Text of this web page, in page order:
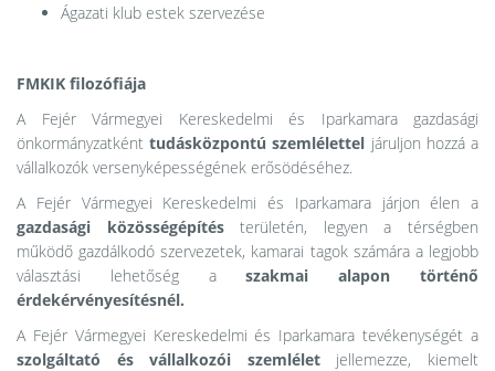
Ágazati klub estek szervezése
FMKIK filozófiája
A Fejér Vármegyei Kereskedelmi és Iparkamara gazdasági
önkormányzatkénttudásközpontú szemlélettel járuljon hozzá a
vállalkozók versenyképességének erősödéséhez.
A Fejér Vármegyei Kereskedelmi és Iparkamara járjon élen a
gazdasági közösségépítésterületén, legyen a térségben
működő gazdálkodó szervezetek, kamarai tagok számára a legjobb
választási lehetőség aszakmai alapon történő
érdekérvényesítésnél.
A Fejér Vármegyei Kereskedelmi és Iparkamara tevékenységét a
szolgáltató és vállalkozói szemléletjellemezze, kiemelt